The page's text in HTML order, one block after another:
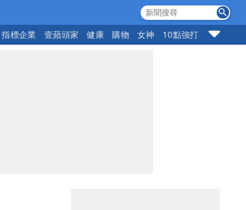
指標企業 壹蘋頭家 健康 購物 女神 10點強打